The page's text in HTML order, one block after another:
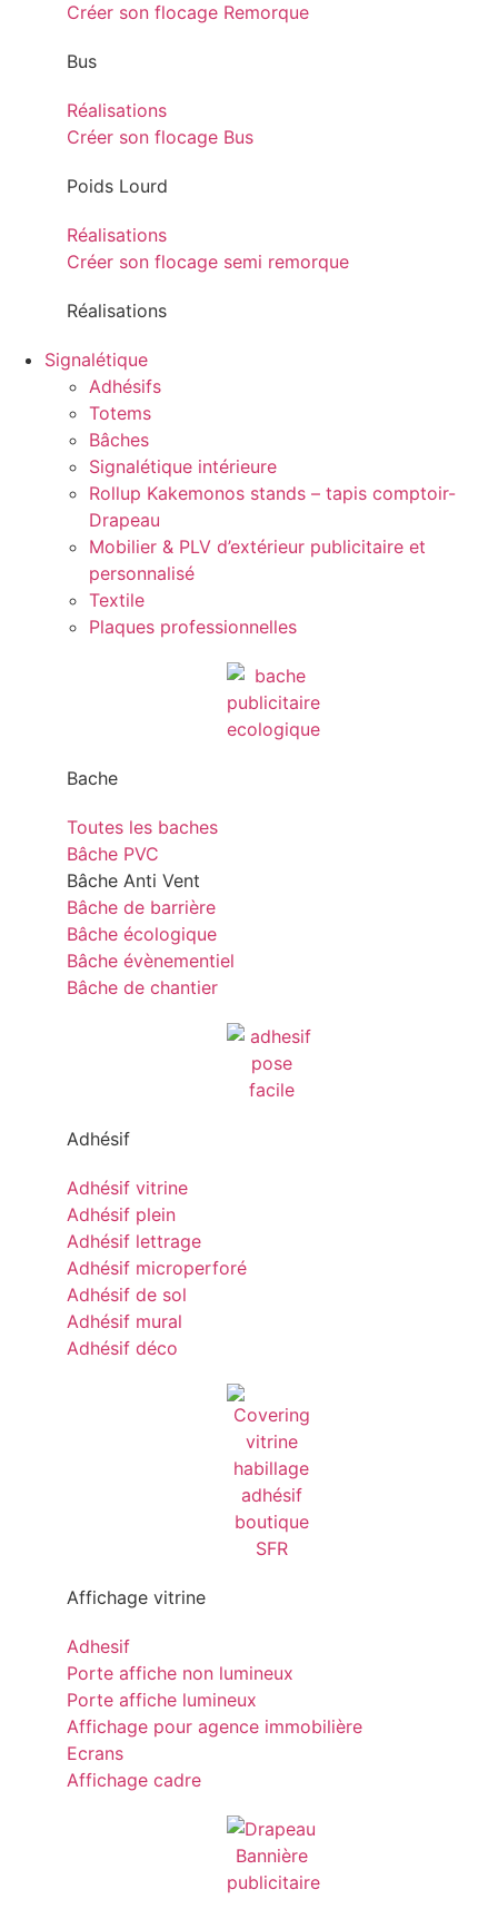
Créer son flocage Remorque
Bus
Réalisations
Créer son flocage Bus
Poids Lourd
Réalisations
Créer son flocage semi remorque
Réalisations
Signalétique
Adhésifs
Totems
Bâches
Signalétique intérieure
Rollup Kakemonos stands – tapis comptoir-
Drapeau
Mobilier & PLV d’extérieur publicitaire et
personnalisé
Textile
Plaques professionnelles
Bache
Toutes les baches
Bâche PVC
Bâche Anti Vent
Bâche de barrière
Bâche écologique
Bâche évènementiel
Bâche de chantier
Adhésif
Adhésif vitrine
Adhésif plein
Adhésif lettrage
Adhésif microperforé
Adhésif de sol
Adhésif mural
Adhésif déco
Affichage vitrine
Adhesif
Porte affiche non lumineux
Porte affiche lumineux
Affichage pour agence immobilière
Ecrans
Affichage cadre